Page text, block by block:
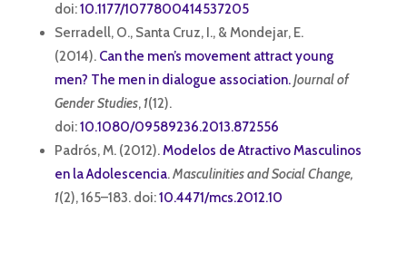
doi:10.1177/1077800414537205
Serradell, O., Santa Cruz, I., & Mondejar, E.
(2014). Can the men’s movement attract young
men? The men in dialogue association.Journal of
Gender Studies, 1(12).
doi:10.1080/09589236.2013.872556
Padrós, M. (2012).Modelos de Atractivo Masculinos
en la Adolescencia.Masculinities and Social Change,
1(2), 165–183. doi:10.4471/mcs.2012.10